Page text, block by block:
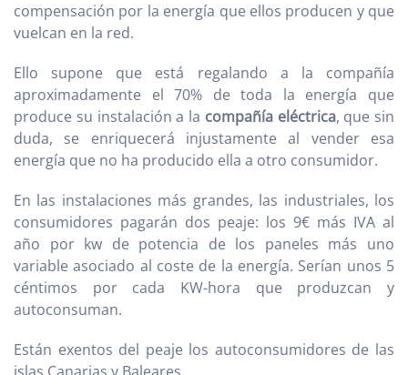
compensación por la energía que ellos producen y que
vuelcan en la red.
Ello supone que está regalando a la compañía
aproximadamente el 70% de toda la energía que
produce su instalación a la compañía eléctrica, que sin
duda, se enriquecerá injustamente al vender esa
energía que no ha producido ella a otro consumidor.
En las instalaciones más grandes, las industriales, los
consumidores pagarán dos peaje: los 9€ más IVA al
año por kw de potencia de los paneles más uno
variable asociado al coste de la energía. Serían unos 5
céntimos por cada KW-hora que produzcan y
autoconsuman.
Están exentos del peaje los autoconsumidores de las